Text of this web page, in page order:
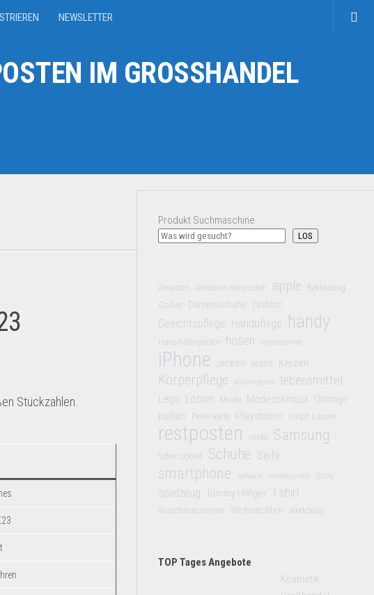
NEWSLETTER
IM GROSSHANDEL
Stückzahlen.
Produkt Suchmaschine
LOS
Amazon amazon restposten apple Bekleidung
Collier Damenschuhe fashion
Gesichtspflege Handpflege handy
Haushaltsgeräte hosen Hygieneartikel
iPhone jacken jeans Kerzen
Körperpflege Küchengeräte lebensmittel
Lego Lotion Mode Modeschmuck Ohrringe
parfüm
Perlenkette Playstation Ralph Lauren
restposten röcke Samsung
Schmuckset Schuhe Seife
smartphone software sonderposten Sony
spielzeug Tommy Hilfiger t shirt
Waschmaschinen Weihnachten Werkzeug
TOP Tages Angebote
Kosmetik